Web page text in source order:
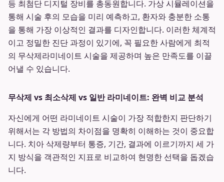
등 최첨단 디지털 장비를 총동원합니다. 가상 시뮬레이션을
통해 시술 후의 모습을 미리 예측하고, 환자와 충분한 소통
을 통해 가장 이상적인 결과를 디자인합니다. 이러한 체계적
이고 정밀한 진단 과정이 있기에, 꼭 필요한 사람에게 최적
의 무삭제라미네이트 시술을 제공하며 높은 만족도를 이끌
어낼 수 있습니다.
무삭제 vs 최소삭제 vs 일반 라미네이트: 완벽 비교 분석
자신에게 어떤 라미네이트 시술이 가장 적합한지 판단하기
위해서는 각 방법의 차이점을 명확히 이해하는 것이 중요합
니다. 치아 삭제량부터 통증, 기간, 결과에 이르기까지 세 가
지 방식을 객관적인 지표로 비교하여 현명한 선택을 돕겠습
니다.